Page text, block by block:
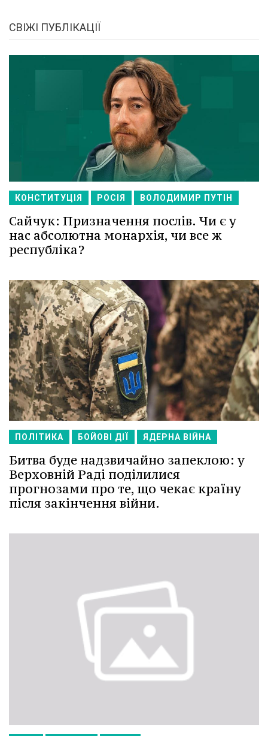
СВІЖІ ПУБЛІКАЦІЇ
КОНСТИТУЦІЯ РОСІЯ ВОЛОДИМИР ПУТІН
Сайчук: Призначення послів. Чи є у
нас абсолютна монархія, чи все ж
республіка?
ПОЛІТИКА БОЙОВІ ДІЇ ЯДЕРНА ВІЙНА
Битва буде надзвичайно запеклою: у
Верховній Раді поділилися
прогнозами про те, що чекає країну
після закінчення війни.